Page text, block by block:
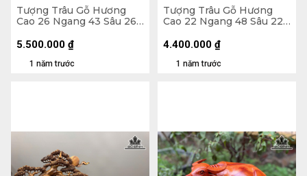
Tượng Trâu Gỗ Hương
Cao 26 Ngang 43 Sâu 26
1 năm trước
5.500.000 ₫
Tượng Trâu Gỗ Hương
Cao 22 Ngang 48 Sâu 22
1 năm trước
4.400.000 ₫